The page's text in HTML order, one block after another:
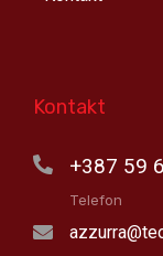
Kontakt
+387 59
Telefon